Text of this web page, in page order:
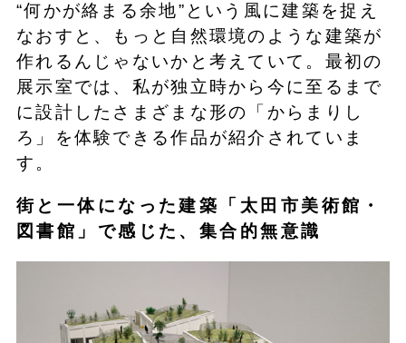
“何かが絡まる余地”という風に建築を捉え
なおすと、もっと自然環境のような建築が
作れるんじゃないかと考えていて。最初の
展示室では、私が独立時から今に至るまで
に設計したさまざまな形の「からまりし
ろ」を体験できる作品が紹介されていま
す。
街と一体になった建築「太田市美術館・
図書館」で感じた、集合的無意識